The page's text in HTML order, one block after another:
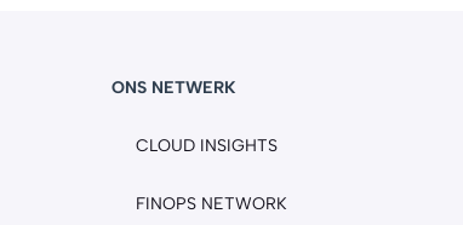
ONS NETWERK
CLOUD INSIGHTS
FINOPS NETWORK